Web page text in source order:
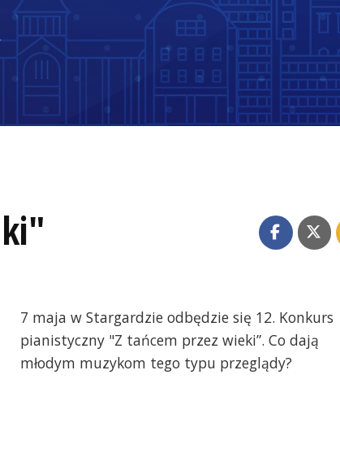
7 maja w Stargardzie odbędzie się 12. Konkurs
pianistyczny "Z tańcem przez wieki”. Co dają
młodym muzykom tego typu przeglądy?